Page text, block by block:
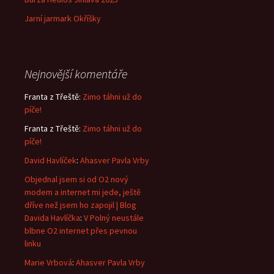
Jarní jarmark Okříšky
Nejnovější komentáře
Franta z Třeště: Zimo táhni už do
píče!
Franta z Třeště: Zimo táhni už do
píče!
David Havlíček: Ahasver Pavla Vrby
Objednal jsem si od O2 nový
modem a internet mi jede, ještě
dříve než jsem ho zapojil | Blog
Davida Havlíčka: V Polný neustále
blbne O2 internet přes pevnou
linku
Marie Vrbová: Ahasver Pavla Vrby